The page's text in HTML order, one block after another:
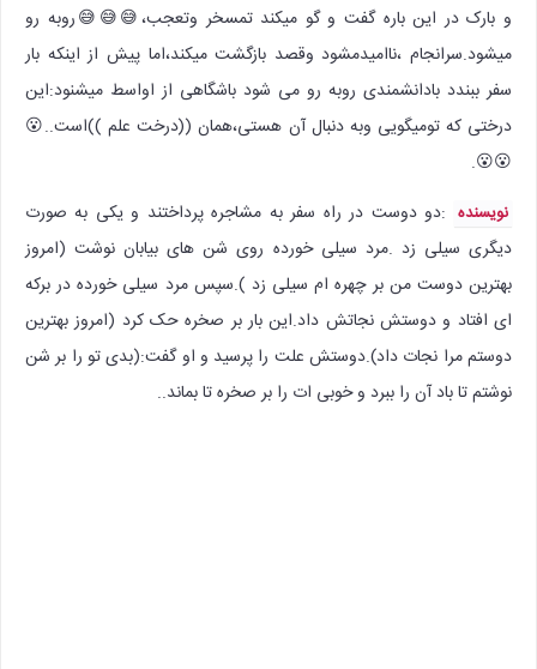
و بارک در این باره گفت و گو میکند تمسخر وتعجب،😅😅😅روبه رو
میشود.سرانجام ،ناامیدمشود وقصد بازگشت میکند،اما پیش از اینکه بار
سفر ببندد بادانشمندی روبه رو می شود باشگاهی از اواسط میشنود:این
درختی که تومیگویی وبه دنبال آن هستی،همان ((درخت علم ))است..😮
😮😮.
نویسنده :‌دو دوست در راه سفر به مشاجره پرداختند و یکی به صورت
دیگری سیلی زد .مرد سیلی خورده روی شن های بیابان نوشت (امروز
بهترین دوست من بر چهره ام سیلی زد ).سپس مرد سیلی خورده در برکه
ای افتاد و دوستش نجاتش داد.این بار بر صخره حک کرد (امروز بهترین
دوستم مرا نجات داد).دوستش علت را پرسید و او گفت:(بدی تو را بر شن
نوشتم تا باد آن را ببرد و خوبی ات را بر صخره تا بماند..